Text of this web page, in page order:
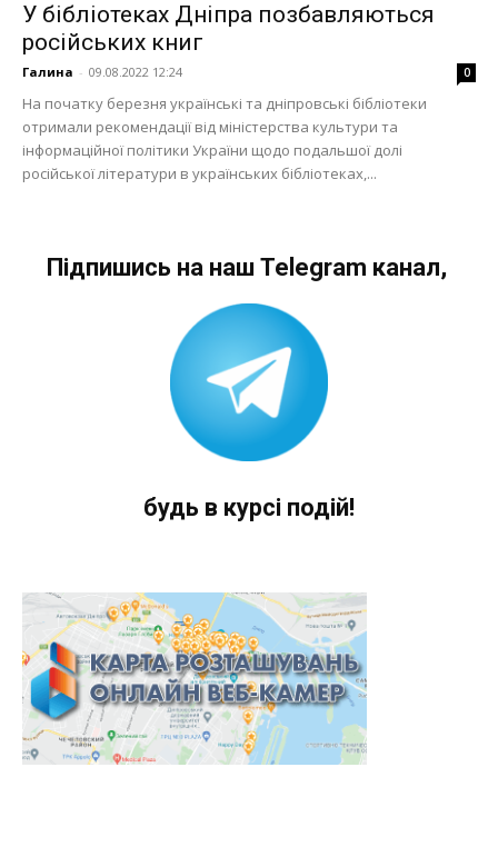
У бібліотеках Дніпра позбавляються
російських книг
Галина - 09.08.2022 12:24 0
На початку березня українські та дніпровські бібліотеки
отримали рекомендації від міністерства культури та
інформаційної політики України щодо подальшої долі
російської літератури в українських бібліотеках,...
Підпишись на наш Telegram канал,
будь в курсі подій!